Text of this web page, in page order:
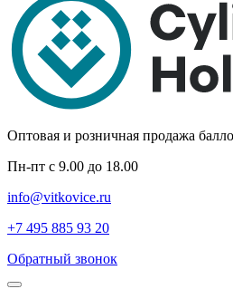
Оптовая и розничная продажа
Пн-пт с 9.00 до 18.00
info@vitkovice.ru
+7 495 885 93 20
Обратный звонок